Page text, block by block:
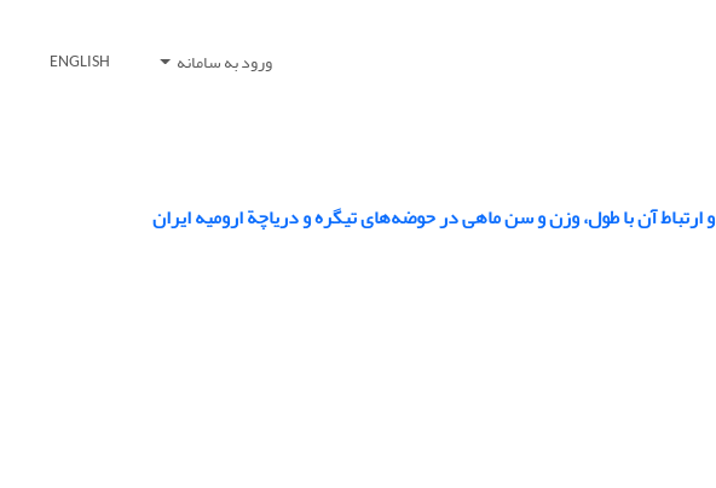
ورود به سامانه ENGLISH
و ارتباط آن با طول، وزن و سن ماهی در حوضه‌های تیگره و دریاچة ارومیه ایران